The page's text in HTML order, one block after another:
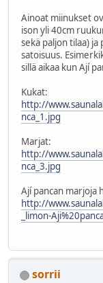
Ainoat miinukset
ison yli 40cm
sekä paljon tilaa)
satoisuus.
sillä aikaa kun Ají
Kukat:
http://
nca_1.jpg
Marjat:
http://
nca_3.jpg
Ají pancan marjoja
http://
_limon-
sorrii